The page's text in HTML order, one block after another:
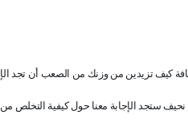
كيف تزيدين من وزنك من الصعب أن تجد
ستجد الإجابة معنا حول كيفية التخلص من